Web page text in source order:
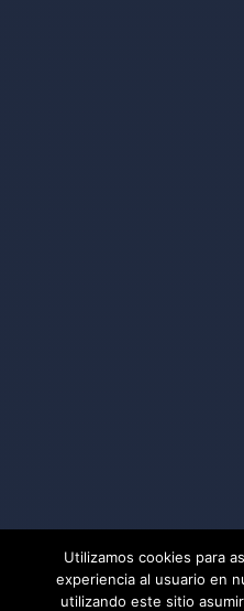
Utilizamos cookies para
experiencia al usuario en
utilizando este sitio